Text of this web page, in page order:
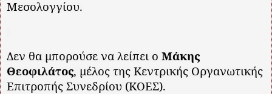
Μεσολογγίου.
Δεν θα μπορούσε να λείπει ο Μάκης
Θεοφιλάτος, μέλος της Κεντρικής Οργανωτικής
Επιτροπής Συνεδρίου (ΚΟΕΣ).